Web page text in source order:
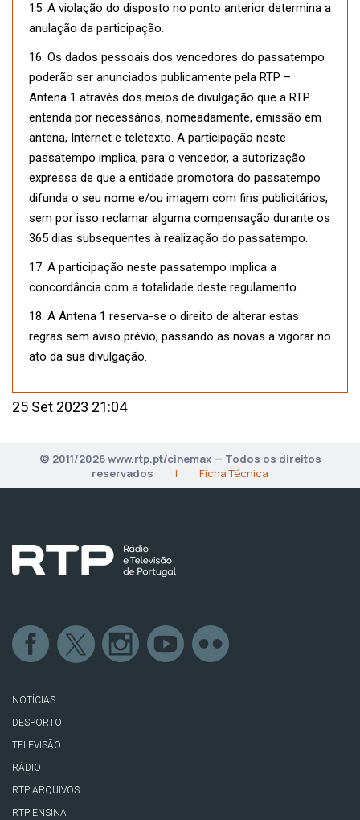
15. A violação do disposto no ponto anterior determina a
anulação da participação.
16. Os dados pessoais dos vencedores do passatempo
poderão ser anunciados publicamente pela RTP –
Antena 1 através dos meios de divulgação que a RTP
entenda por necessários, nomeadamente, emissão em
antena, Internet e teletexto. A participação neste
passatempo implica, para o vencedor, a autorização
expressa de que a entidade promotora do passatempo
difunda o seu nome e/ou imagem com fins publicitários,
sem por isso reclamar alguma compensação durante os
365 dias subsequentes à realização do passatempo.
17. A participação neste passatempo implica a
concordância com a totalidade deste regulamento.
18. A Antena 1 reserva-se o direito de alterar estas
regras sem aviso prévio, passando as novas a vigorar no
ato da sua divulgação.
25 Set 2023 21:04
© 2011/2026 www.rtp.pt/cinemax — Todos os direitos
reservados
| Ficha Técnica
NOTÍCIAS
DESPORTO
TELEVISÃO
RÁDIO
RTP ARQUIVOS
RTP ENSINA